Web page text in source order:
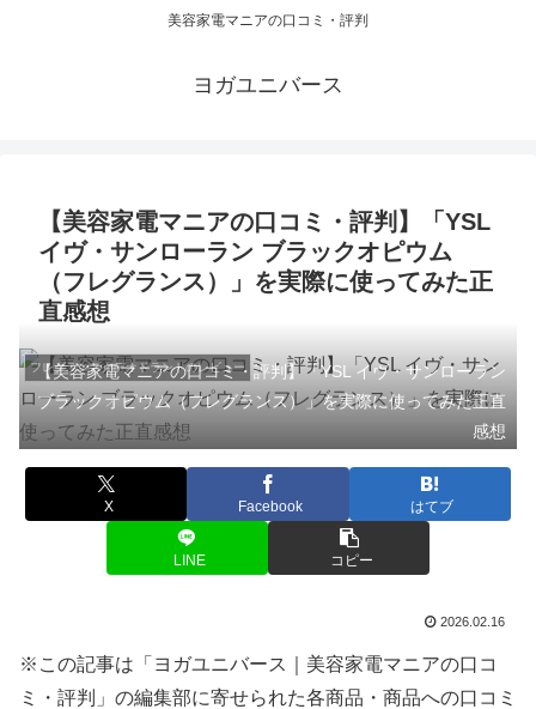
美容家電マニアの口コミ・評判
ヨガユニバース
【美容家電マニアの口コミ・評判】「YSL
イヴ・サンローラン ブラックオピウム
（フレグランス）」を実際に使ってみた正
直感想
フレグランス／デオドラントのレビュー
【美容家電マニアの口コミ・評判】「YSL イヴ・サンローラン
ブラックオピウム（フレグランス）」を実際に使ってみた正直
感想
X Facebook はてブ
LINE コピー
2026.02.16
※この記事は「ヨガユニバース｜美容家電マニアの口コ
ミ・評判」の編集部に寄せられた各商品・商品への口コミ